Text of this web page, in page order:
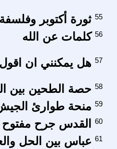
ثورة أكتوبر وفلسفة التاريخ 2-2 | ثورة 55
كلمات عن الله 56
هل يمكنني ان اقول 57
حصة الطحين بين 58
منحة طوارئ 59
القدس جرح 60
عباس بين الحل 61